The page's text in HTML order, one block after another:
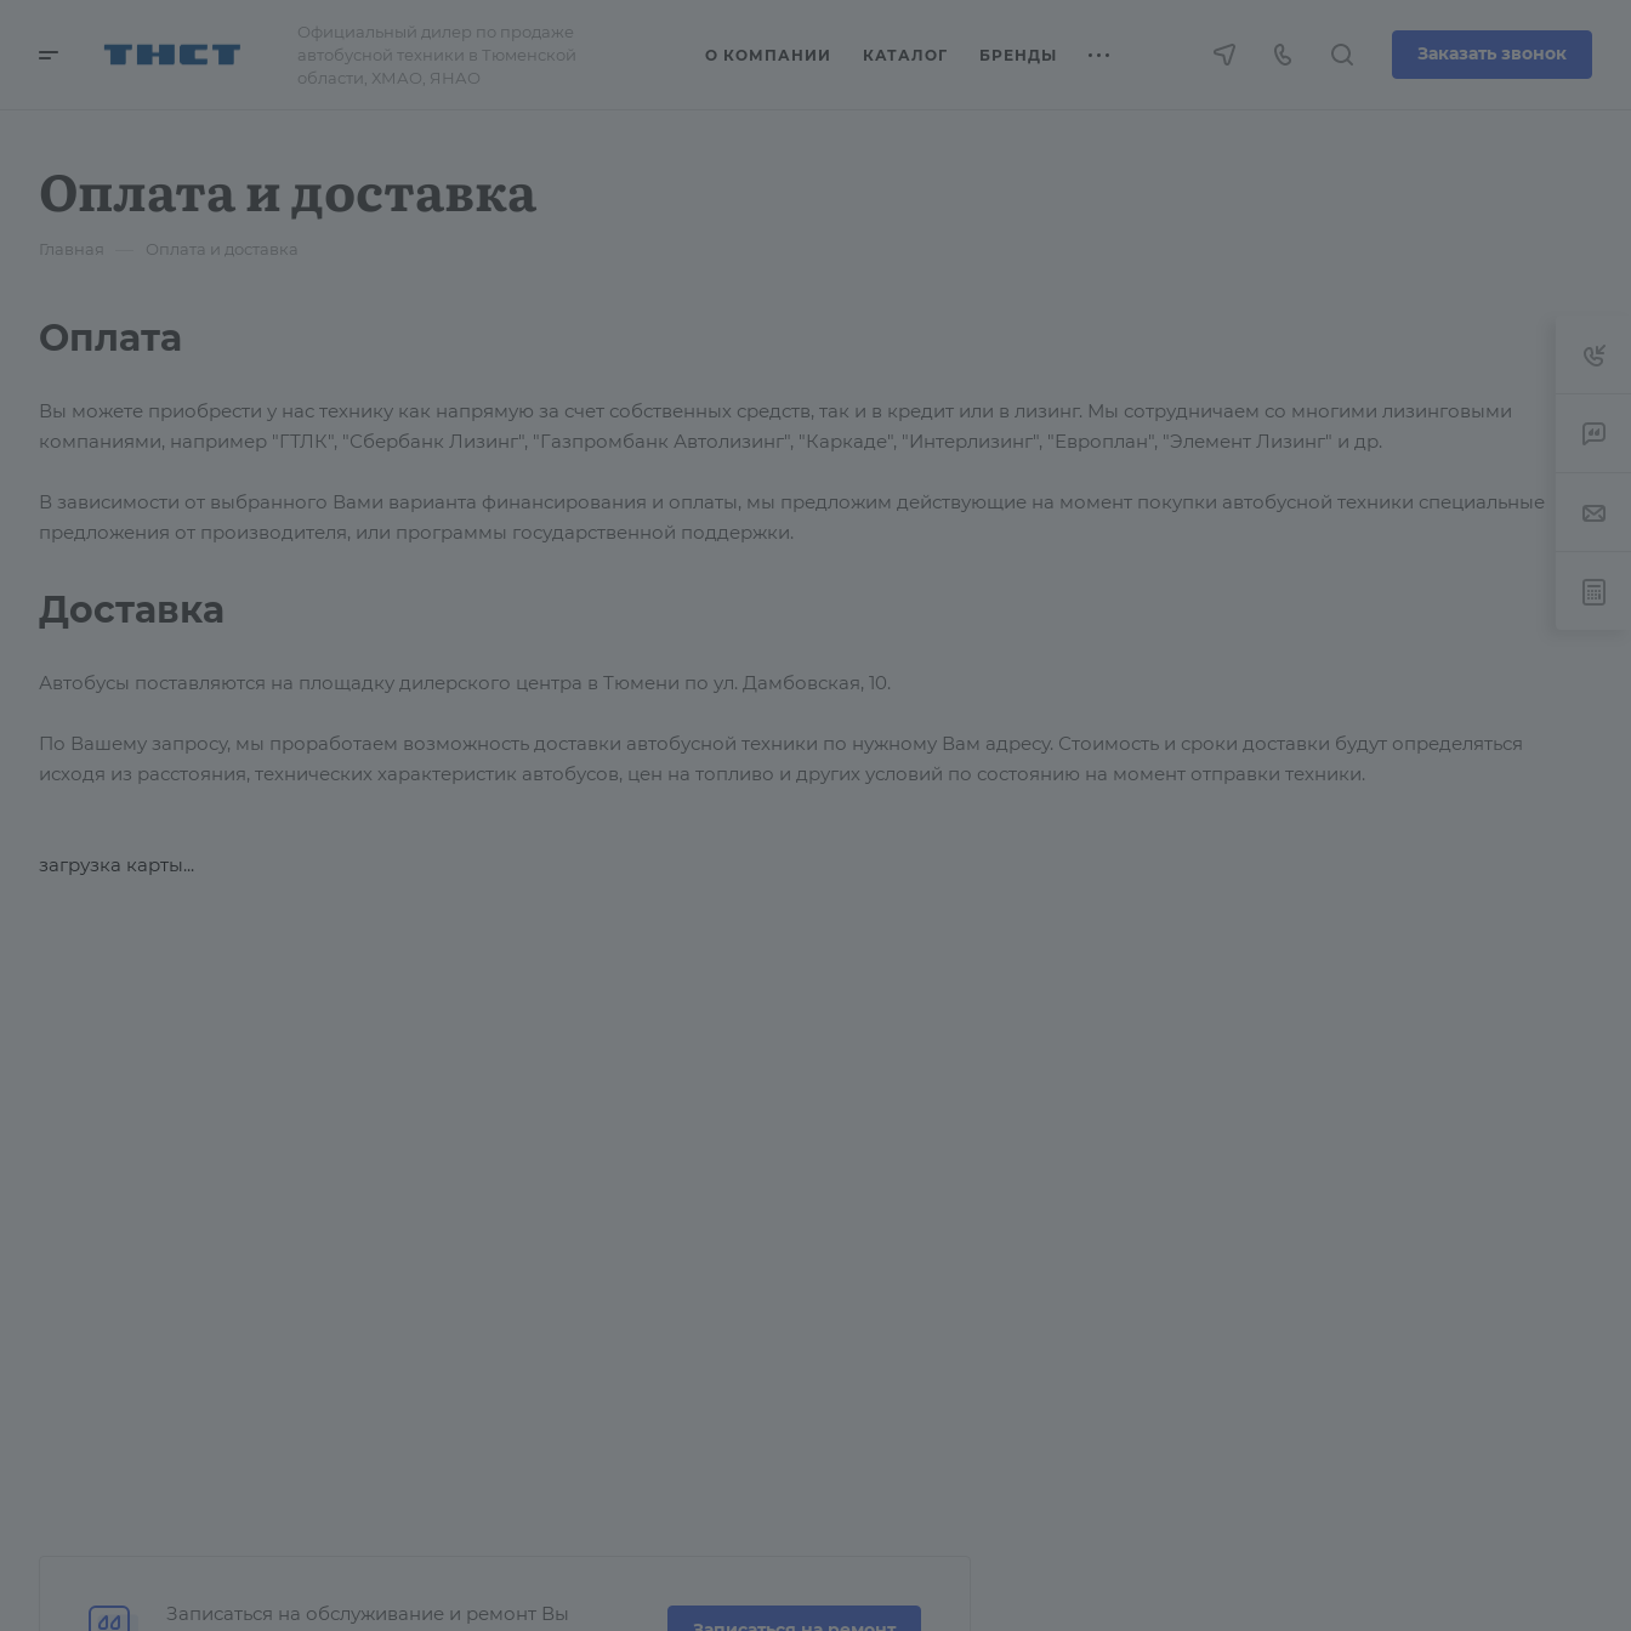
Официальный дилер по продаже
автобусной техники в Тюменской
области, ХМАО, ЯНАО
О КОМПАНИИ КАТАЛОГ БРЕНДЫ Заказать звонок
Оплата и доставка
Главная Оплата и доставка
Оплата
Вы можете приобрести у нас технику как напрямую за счет собственных средств, так и в кредит или в лизинг. Мы сотрудничаем со многими лизинговыми
компаниями, например "ГТЛК", "Сбербанк Лизинг", "Газпромбанк Автолизинг", "Каркаде", "Интерлизинг", "Европлан", "Элемент Лизинг" и др.
В зависимости от выбранного Вами варианта финансирования и оплаты, мы предложим действующие на момент покупки автобусной техники специальные
предложения от производителя, или программы государственной поддержки.
Доставка
Автобусы поставляются на площадку дилерского центра в Тюмени по ул. Дамбовская, 10.
По Вашему запросу, мы проработаем возможность доставки автобусной техники по нужному Вам адресу. Стоимость и сроки доставки будут определяться
исходя из расстояния, технических характеристик автобусов, цен на топливо и других условий по состоянию на момент отправки техники.
загрузка карты...
Записаться на обслуживание и ремонт Вы